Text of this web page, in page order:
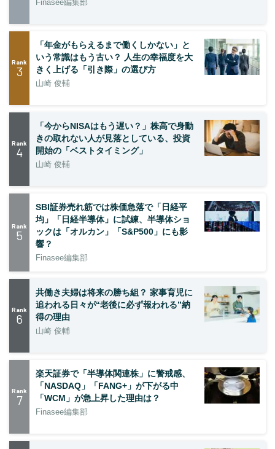
Finasee編集部
Rank
3
「年金がもらえるまで働くしかない」と
いう常識はもう古い？ 人生の幸福度を大
きく上げる「引き際」の選び方
山崎 俊輔
Rank
4
「今からNISAはもう遅い？」株高で身動
きの取れない人が見落としている、投資
開始の「ベストタイミング」
山崎 俊輔
Rank
5
SBI証券売れ筋では株価急落で「日経平
均」「日経半導体」に試練、半導体ショ
ックは「オルカン」「S&P500」にも影
響？
Finasee編集部
Rank
6
共働き夫婦は将来の勝ち組？ 家事育児に
追われる日々が“老後に必ず報われる”納
得の理由
山崎 俊輔
Rank
7
楽天証券で「半導体関連株」に警戒感、
「NASDAQ」「FANG+」が下がる中
「WCM」が急上昇した理由は？
Finasee編集部